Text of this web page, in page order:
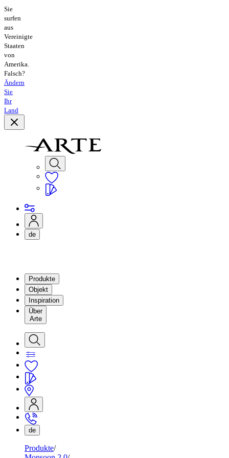
Sie
surfen
aus
Vereinigte
Staaten
von
Amerika.
Falsch?
Ändern
Sie
Ihr
Land
de
Produkte
Objekt
Inspiration
Über
Arte
de
Produkte